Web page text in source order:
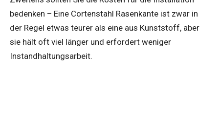
bedenken – Eine Cortenstahl Rasenkante ist zwar in
der Regel etwas teurer als eine aus Kunststoff, aber
sie hält oft viel länger und erfordert weniger
Instandhaltungsarbeit.